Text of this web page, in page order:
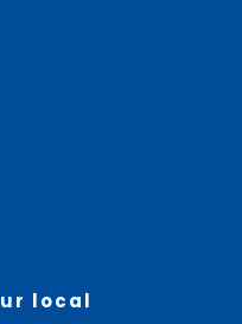
local